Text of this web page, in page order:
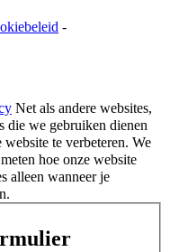
-
Net als andere websites,
die we gebruiken dienen
te verbeteren. We
hoe onze website
alleen wanneer je